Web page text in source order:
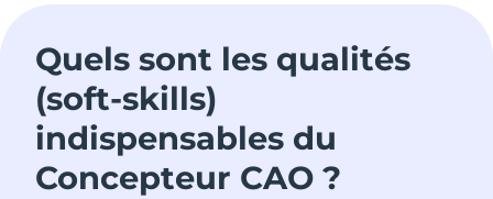
Quels sont les qualités
(soft-skills)
indispensables du
Concepteur CAO ?